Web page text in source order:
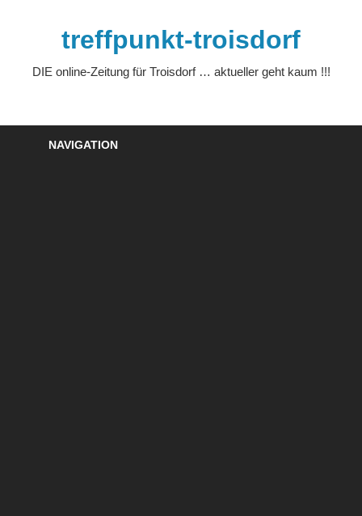
treffpunkt-troisdorf
DIE online-Zeitung für Troisdorf … aktueller geht kaum !!!
NAVIGATION